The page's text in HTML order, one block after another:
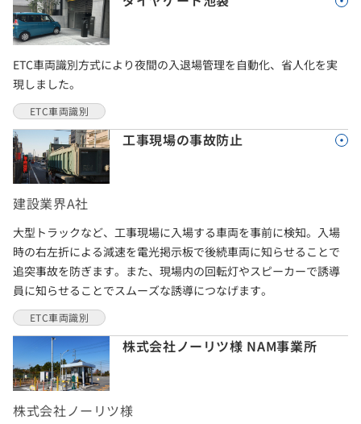
ETC車両識別方式により夜間の入退場管理を自動化、省人化を実
現しました。
ETC車両識別
工事現場の事故防止
建設業界A社
大型トラックなど、工事現場に入場する車両を事前に検知。入場
時の右左折による減速を電光掲示板で後続車両に知らせることで
追突事故を防ぎます。また、現場内の回転灯やスピーカーで誘導
員に知らせることでスムーズな誘導につなげます。
ETC車両識別
株式会社ノーリツ様 NAM事業所
株式会社ノーリツ様